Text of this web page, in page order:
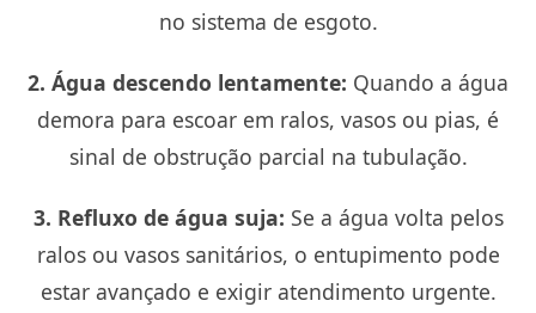
no sistema de esgoto.
2. Água descendo lentamente: Quando a água
demora para escoar em ralos, vasos ou pias, é
sinal de obstrução parcial na tubulação.
3. Refluxo de água suja: Se a água volta pelos
ralos ou vasos sanitários, o entupimento pode
estar avançado e exigir atendimento urgente.